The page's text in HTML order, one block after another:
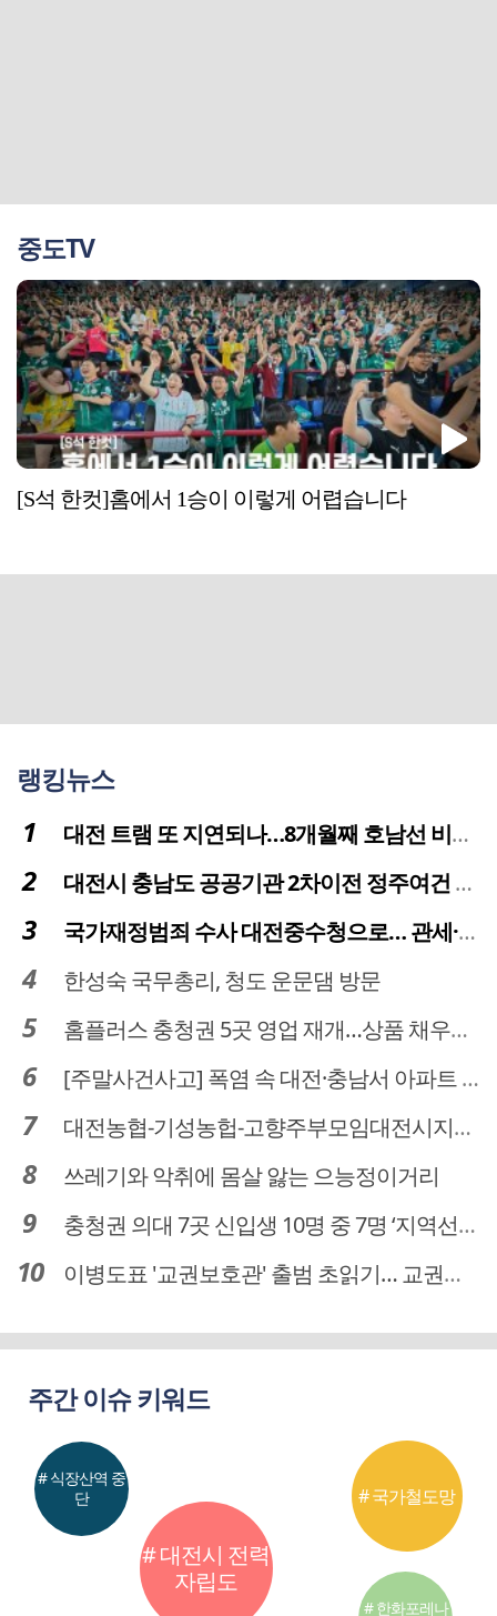
중도TV
[S석 한컷]홈에서 1승이 이렇게 어렵습니다
랭킹뉴스
대전 트램 또 지연되나…8개월째 호남선 비개착공사 시공사 선정 난항
대전시 충남도 공공기관 2차이전 정주여건 확보 시급
국가재정범죄 수사 대전중수청으로… 관세·국세 수사 전문인력 주목
한성숙 국무총리, 청도 운문댐 방문
홈플러스 충청권 5곳 영업 재개…상품 채우기 ‘속도전’
[주말사건사고] 폭염 속 대전·충남서 아파트 화재·정전 잇따라…주민 대피·불편
대전농협-기성농헙-고향주부모임대전시지회, 이심점심 중식지원 봉사활동
쓰레기와 악취에 몸살 앓는 으능정이거리
충청권 의대 7곳 신입생 10명 중 7명 ‘지역선발’… 대전도 69.7%
이병도표 '교권보호관' 출범 초읽기… 교권침해 대응체계 막바지 정비
주간 이슈 키워드
# 대전시 전력
자립도
# 국가철도망
# 식장산역 중
단
# 한화포레나